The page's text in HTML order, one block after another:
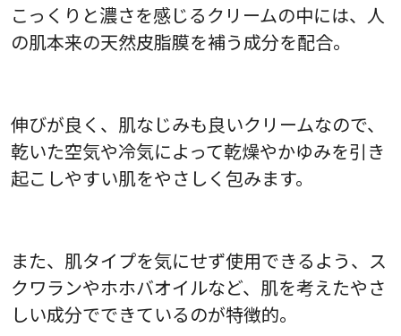
こっくりと濃さを感じるクリームの中には、人
の肌本来の天然皮脂膜を補う成分を配合。
伸びが良く、肌なじみも良いクリームなので、
乾いた空気や冷気によって乾燥やかゆみを引き
起こしやすい肌をやさしく包みます。
また、肌タイプを気にせず使用できるよう、ス
クワランやホホバオイルなど、肌を考えたやさ
しい成分でできているのが特徴的。